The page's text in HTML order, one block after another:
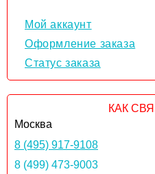
Мой аккаунт
Оформление заказа
Статус заказа
КАК
Москва
8 (495) 917-9108
8 (499) 473-9003